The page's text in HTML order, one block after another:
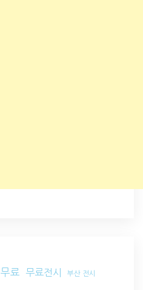
무료 무료전시 부산 전시